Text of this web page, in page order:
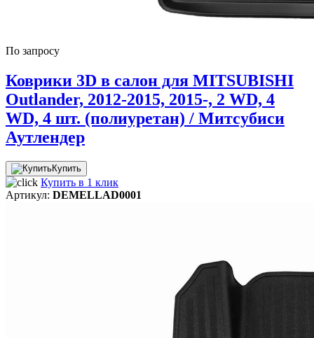
По запросу
Коврики 3D в салон для MITSUBISHI
Outlander, 2012-2015, 2015-, 2 WD, 4
WD, 4 шт. (полиуретан) / Митсубиси
Аутлендер
Купить
Купить в 1 клик
Артикул: DEMELLAD0001